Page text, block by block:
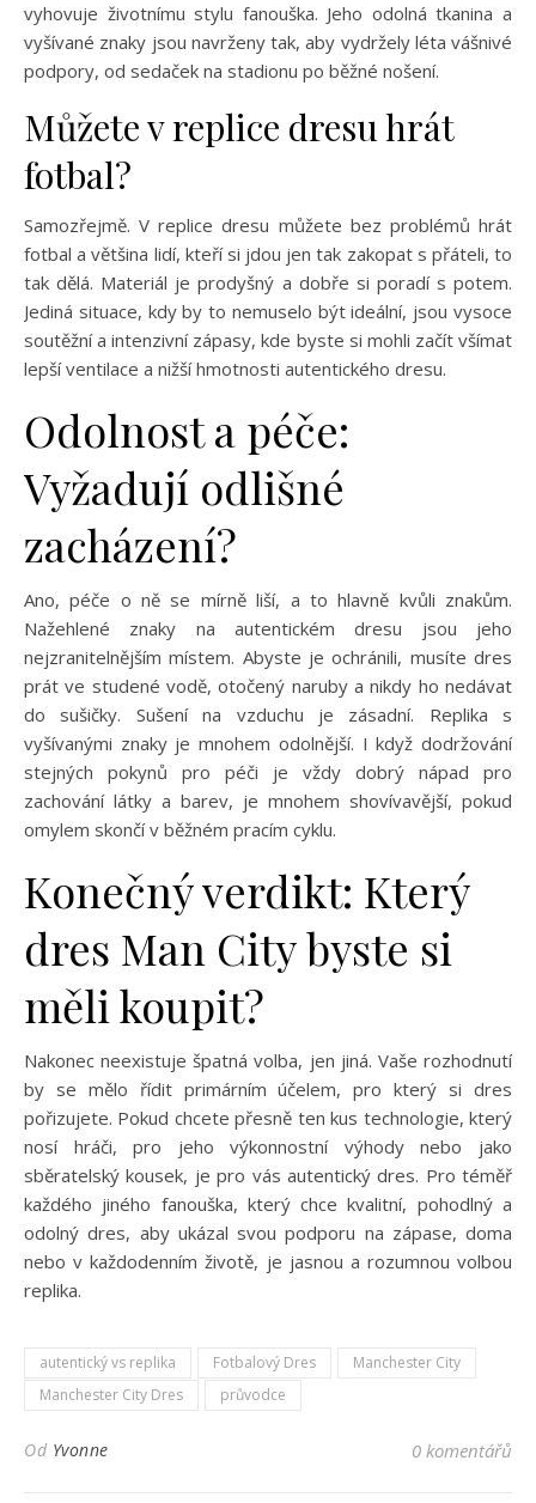
vyhovuje životnímu stylu fanouška. Jeho odolná tkanina a
vyšívané znaky jsou navrženy tak, aby vydržely léta vášnivé
podpory, od sedaček na stadionu po běžné nošení.
Můžete v replice dresu hrát
fotbal?
Samozřejmě. V replice dresu můžete bez problémů hrát
fotbal a většina lidí, kteří si jdou jen tak zakopat s přáteli, to
tak dělá. Materiál je prodyšný a dobře si poradí s potem.
Jediná situace, kdy by to nemuselo být ideální, jsou vysoce
soutěžní a intenzivní zápasy, kde byste si mohli začít všímat
lepší ventilace a nižší hmotnosti autentického dresu.
Odolnost a péče:
Vyžadují odlišné
zacházení?
Ano, péče o ně se mírně liší, a to hlavně kvůli znakům.
Nažehlené znaky na autentickém dresu jsou jeho
nejzranitelnějším místem. Abyste je ochránili, musíte dres
prát ve studené vodě, otočený naruby a nikdy ho nedávat
do sušičky. Sušení na vzduchu je zásadní. Replika s
vyšívanými znaky je mnohem odolnější. I když dodržování
stejných pokynů pro péči je vždy dobrý nápad pro
zachování látky a barev, je mnohem shovívavější, pokud
omylem skončí v běžném pracím cyklu.
Konečný verdikt: Který
dres Man City byste si
měli koupit?
Nakonec neexistuje špatná volba, jen jiná. Vaše rozhodnutí
by se mělo řídit primárním účelem, pro který si dres
pořizujete. Pokud chcete přesně ten kus technologie, který
nosí hráči, pro jeho výkonnostní výhody nebo jako
sběratelský kousek, je pro vás autentický dres. Pro téměř
každého jiného fanouška, který chce kvalitní, pohodlný a
odolný dres, aby ukázal svou podporu na zápase, doma
nebo v každodenním životě, je jasnou a rozumnou volbou
replika.
autentický vs replika Fotbalový Dres
Manchester City
Manchester City Dres
průvodce
Od Yvonne 0 komentářů